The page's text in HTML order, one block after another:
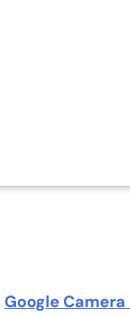
Google Camera